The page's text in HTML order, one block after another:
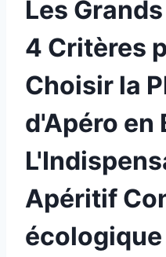
Les
4 Critères
Choisir la
d'Apéro en
Apéritif
écologique